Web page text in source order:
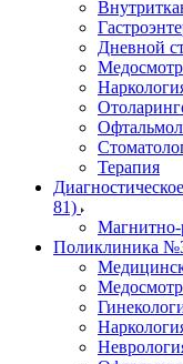
Дневной
Медосмотр
Терапия
81)
Магнитно-
Поликлиника